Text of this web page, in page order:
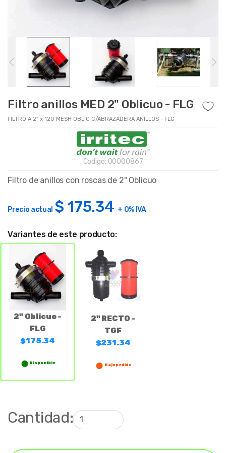
Filtro anillos MED 2" Oblicuo - FLG
FILTRO A 2" x 120 MESH OBLIC C/ABRAZADERA ANILLOS - FLG
Codigo: 00000867
Filtro de anillos con roscas de 2" Oblicuo
Precio actual $ 175.34 + 0% IVA
Variantes de este producto:
2" Oblicuo -
FLG
$175.34
Disponible
2" RECTO -
TGF
$231.34
Bajo pedido
Cantidad: